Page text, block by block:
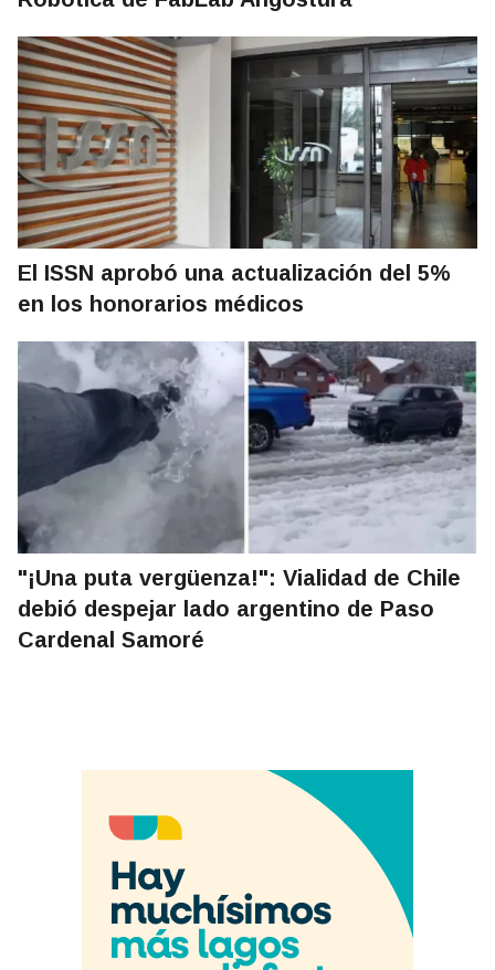
El ISSN aprobó una actualización del 5%
en los honorarios médicos
"¡Una puta vergüenza!": Vialidad de Chile
debió despejar lado argentino de Paso
Cardenal Samoré